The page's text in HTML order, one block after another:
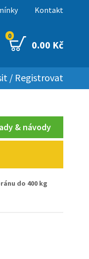
Kontakt
0
0.00 Kč
/ Registrovat
& návody
do 400 kg